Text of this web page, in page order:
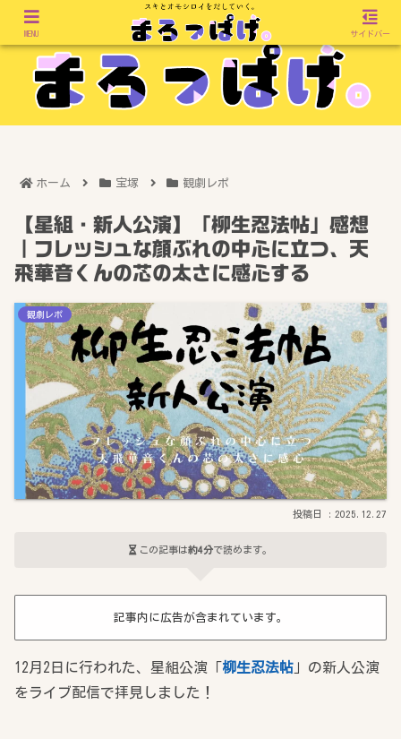
ホーム 宝塚 観劇レポ
【星組・新人公演】「柳生忍法帖」感想
｜フレッシュな顔ぶれの中心に立つ、天
飛華音くんの芯の太さに感心する
観劇レポ
2025.12.27
この記事は約4分で読めます。
記事内に広告が含まれています。
12月2日に行われた、星組公演「 柳生忍法帖 」の新人公演
をライブ配信で拝見しました！
MENU サイドバー